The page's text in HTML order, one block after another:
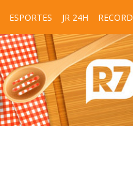
ESPORTES JR 24H RECORD